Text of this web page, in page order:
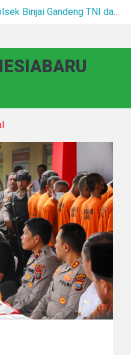
*Polsek Binjai Gandeng TNI dan Kepala Desa Grebek Sarang Narkoba*